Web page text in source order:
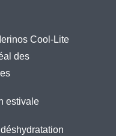
Cool-Lite
des
estivale